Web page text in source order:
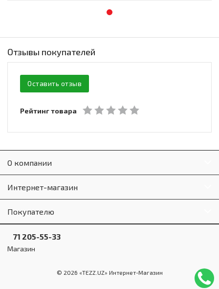
Отзывы покупателей
Оставить отзыв
Рейтинг товара
О компании
Интернет-магазин
Покупателю
71 205-55-33
Магазин
© 2026 «TEZZ.UZ» Интернет-Магазин